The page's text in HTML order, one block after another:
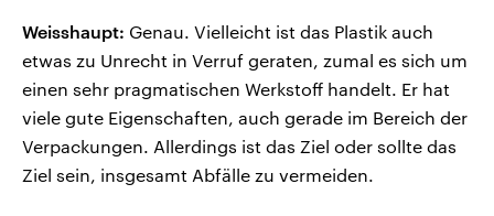
Weisshaupt: Genau. Vielleicht ist das Plastik auch
etwas zu Unrecht in Verruf geraten, zumal es sich um
einen sehr pragmatischen Werkstoff handelt. Er hat
viele gute Eigenschaften, auch gerade im Bereich der
Verpackungen. Allerdings ist das Ziel oder sollte das
Ziel sein, insgesamt Abfälle zu vermeiden.